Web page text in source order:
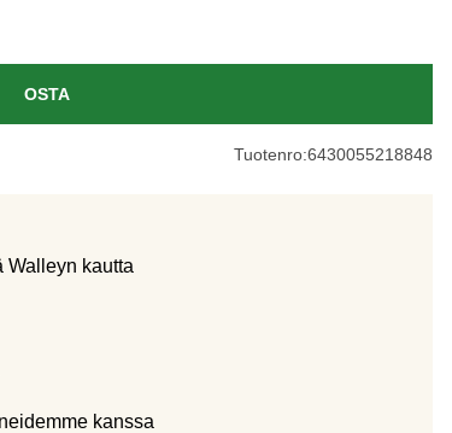
OSTA
Tuotenro:6430055218848
Walleyn kautta
kanssa